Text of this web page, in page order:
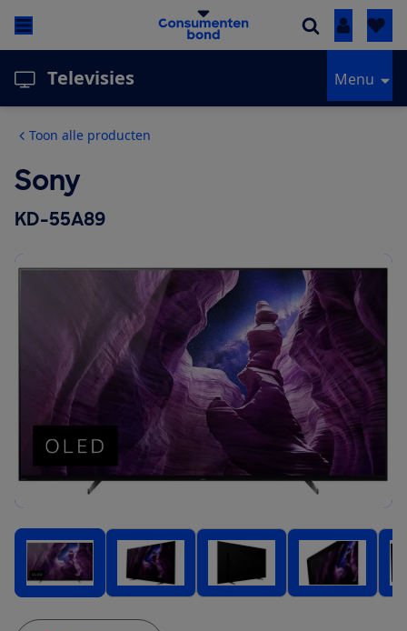
Inloggen
Televisies Menu
Toon alle producten
Sony
KD-55A89